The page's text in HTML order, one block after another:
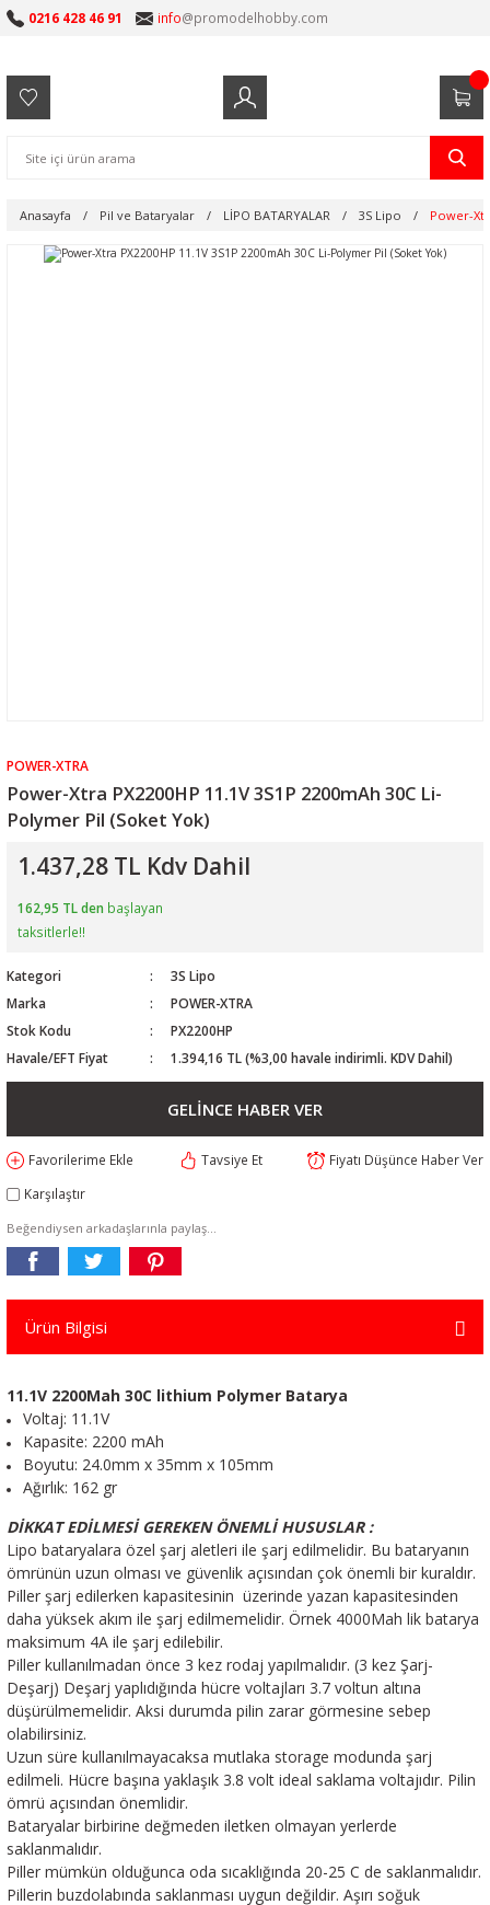
0216 428 46 91 info@promodelhobby.com
Anasayfa Pil ve Bataryalar LİPO BATARYALAR 3S Lipo Power-
POWER-XTRA
Power-Xtra PX2200HP 11.1V 3S1P 2200mAh 30C Li-
Polymer Pil (Soket Yok)
1.437,28 TL Kdv Dahil
162,95 TL den başlayan
taksitlerle!!
Kategori
3S Lipo
Marka
POWER-XTRA
Stok Kodu
PX2200HP
Havale/EFT Fiyat
1.394,16 TL (%3,00 havale indirimli. KDV Dahil)
GELİNCE HABER VER
Tavsiye Et
Fiyatı Düşünce Haber Ver
Karşılaştır
Beğendiysen arkadaşlarınla paylaş...
Ürün Bilgisi
11.1V 2200Mah 30C lithium Polymer Batarya
Voltaj: 11.1V
Kapasite: 2200 mAh
Boyutu: 24.0mm x 35mm x 105mm
Ağırlık: 162 gr
DİKKAT EDİLMESİ GEREKEN ÖNEMLİ HUSUSLAR :
Lipo bataryalara özel şarj aletleri ile şarj edilmelidir. Bu bataryanın
ömrünün uzun olması ve güvenlik açısından çok önemli bir kuraldır.
Piller şarj edilerken kapasitesinin üzerinde yazan kapasitesinden
daha yüksek akım ile şarj edilmemelidir. Örnek 4000Mah lik batarya
maksimum 4A ile şarj edilebilir.
Piller kullanılmadan önce 3 kez rodaj yapılmalıdır. (3 kez Şarj-
Deşarj) Deşarj yaplıdığında hücre voltajları 3.7 voltun altına
düşürülmemelidir. Aksi durumda pilin zarar görmesine sebep
olabilirsiniz.
Uzun süre kullanılmayacaksa mutlaka storage modunda şarj
edilmeli. Hücre başına yaklaşık 3.8 volt ideal saklama voltajıdır. Pilin
ömrü açısından önemlidir.
Bataryalar birbirine değmeden iletken olmayan yerlerde
saklanmalıdır.
Piller mümkün olduğunca oda sıcaklığında 20-25 C de saklanmalıdır.
Pillerin buzdolabında saklanması uygun değildir. Aşırı soğuk